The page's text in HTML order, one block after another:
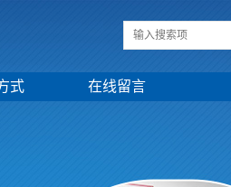
式 在线留言